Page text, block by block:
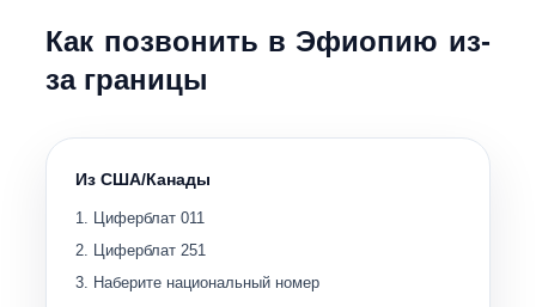
Как позвонить в Эфиопию из-
за границы
Из США/Канады
Циферблат011
Циферблат251
Наберите национальный номер